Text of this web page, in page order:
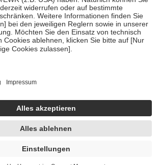
an bei:
bis zum vollendeten 18. Lebensjahr
Vorsorge und Früherkennung, die von der
Trusted Shops hat Maßnahmen
dass es sich um echte Bewertungen
findest du hier:
hc/de/articles/4419944605341